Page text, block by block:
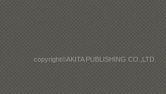
copyright©AKITA PUBLISHING CO.,LTD.